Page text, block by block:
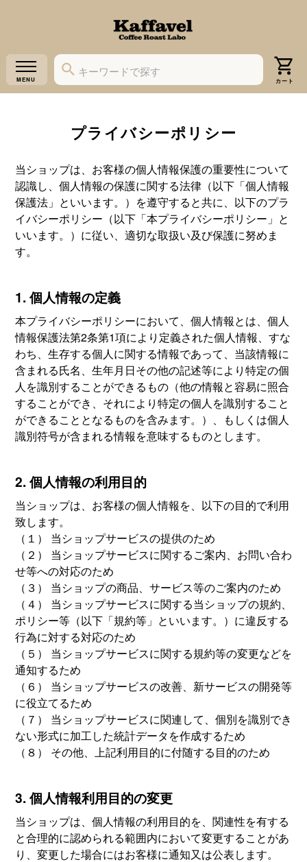
プライバシーポリシー
当ショップは、お客様の個人情報保護の重要性について
認識し、個人情報の保護に関する法律（以下「個人情報
保護法」といいます。）を遵守すると共に、以下のプラ
イバシーポリシー（以下「本プライバシーポリシー」と
いいます。）に従い、適切な取扱い及び保護に努めま
す。
1. 個人情報の定義
本プライバシーポリシーにおいて、個人情報とは、個人
情報保護法第2条第1項により定義された個人情報、すな
わち、生存する個人に関する情報であって、当該情報に
含まれる氏名、生年月日その他の記述等により特定の個
人を識別することができるもの（他の情報と容易に照合
することができ、それにより特定の個人を識別すること
ができることとなるものを含みます。）、もしくは個人
識別符号が含まれる情報を意味するものとします。
2. 個人情報の利用目的
当ショップは、お客様の個人情報を、以下の目的で利用
致します。
（１） 当ショップサービスの提供のため
（２） 当ショップサービスに関するご案内、お問い合わ
せ等への対応のため
（３） 当ショップの商品、サービス等のご案内のため
（４） 当ショップサービスに関する当ショップの規約、
ポリシー等（以下「規約等」といいます。）に違反する
行為に対する対応のため
（５） 当ショップサービスに関する規約等の変更などを
通知するため
（６） 当ショップサービスの改善、新サービスの開発等
に役立てるため
（７） 当ショップサービスに関連して、個別を識別でき
ない形式に加工した統計データを作成するため
（８） その他、上記利用目的に付随する目的のため
3. 個人情報利用目的の変更
当ショップは、個人情報の利用目的を、関連性を有する
と合理的に認められる範囲内において変更することがあ
り、変更した場合にはお客様に通知又は公表します。